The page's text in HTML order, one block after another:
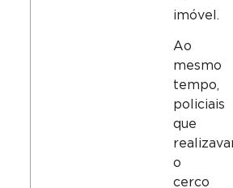
imóvel.
Ao
mesmo
tempo,
policiais
que
o
cerco